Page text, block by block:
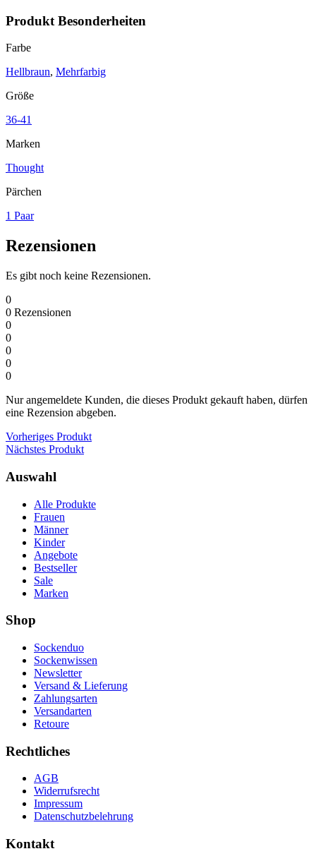
Produkt Besonderheiten
Farbe
Hellbraun, Mehrfarbig
Größe
36-41
Marken
Thought
Pärchen
1 Paar
Rezensionen
Es gibt noch keine Rezensionen.
0
0 Rezensionen
0
0
0
0
0
Nur angemeldete Kunden, die dieses Produkt gekauft haben, dürfen
eine Rezension abgeben.
Vorheriges Produkt
Nächstes Produkt
Auswahl
Alle Produkte
Frauen
Männer
Kinder
Angebote
Bestseller
Sale
Marken
Shop
Sockenduo
Sockenwissen
Newsletter
Versand & Lieferung
Zahlungsarten
Versandarten
Retoure
Rechtliches
AGB
Widerrufsrecht
Impressum
Datenschutzbelehrung
Kontakt